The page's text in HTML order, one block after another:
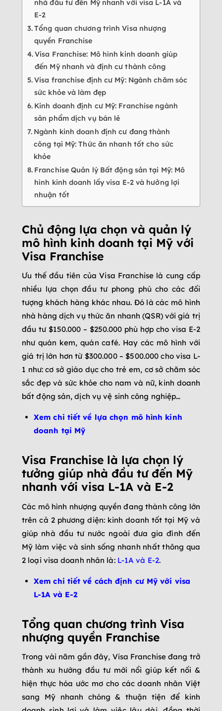
nhà đầu tư đến Mỹ nhanh với visa L-1A và
E-2
Tổng quan chương trình Visa nhượng
quyền Franchise
Visa Franchise: Mô hình kinh doanh giúp
đến Mỹ nhanh và định cư thành công
Visa franchise định cư Mỹ: Ngành chăm sóc
sức khỏe và làm đẹp
Kinh doanh định cư Mỹ: Franchise ngành
sản phẩm dịch vụ bán lẻ
Ngành kinh doanh định cư đang thành
công tại Mỹ: Thức ăn nhanh tốt cho sức
khỏe
Franchise Quản lý Bất động sản tại Mỹ: Mô
hình kinh doanh lấy visa E-2 và hưởng lợi
nhuận tốt
Chủ động lựa chọn và quản lý
mô hình kinh doanh tại Mỹ với
Visa Franchise
Ưu thế đầu tiên của Visa Franchise là cung cấp
nhiều lựa chọn đầu tư phong phú cho các đối
tượng khách hàng khác nhau. Đó là các mô hình
nhà hàng dịch vụ thức ăn nhanh (QSR) với giá trị
đầu tư $150.000 – $250.000 phù hợp cho visa E-2
như quán kem, quán café. Hay các mô hình với
giá trị lớn hơn từ $300.000 – $500.000 cho visa L-
1 như: cơ sở giáo dục cho trẻ em, cơ sở chăm sóc
sắc đẹp và sức khỏe cho nam và nữ, kinh doanh
bất động sản, dịch vụ vệ sinh công nghiệp…
Xem chi tiết về lựa chọn mô hình kinh
doanh tại Mỹ
Visa Franchise là lựa chọn lý
tưởng giúp nhà đầu tư đến Mỹ
nhanh với visa L-1A và E-2
Các mô hình nhượng quyền đang thành công lớn
trên cả 2 phương diện: kinh doanh tốt tại Mỹ và
giúp nhà đầu tư nước ngoài đưa gia đình đến
Mỹ làm việc và sinh sống nhanh nhất thông qua
2 loại visa doanh nhân là: L-1A và E-2.
Xem chi tiết về cách định cư Mỹ với visa
L-1A và E-2
Tổng quan chương trình Visa
nhượng quyền Franchise
Trong vài năm gần đây, Visa Franchise đang trở
thành xu hướng đầu tư mới nổi giúp kết nối &
hiện thực hóa ước mơ cho các doanh nhân Việt
sang Mỹ nhanh chóng & thuận tiện để kinh